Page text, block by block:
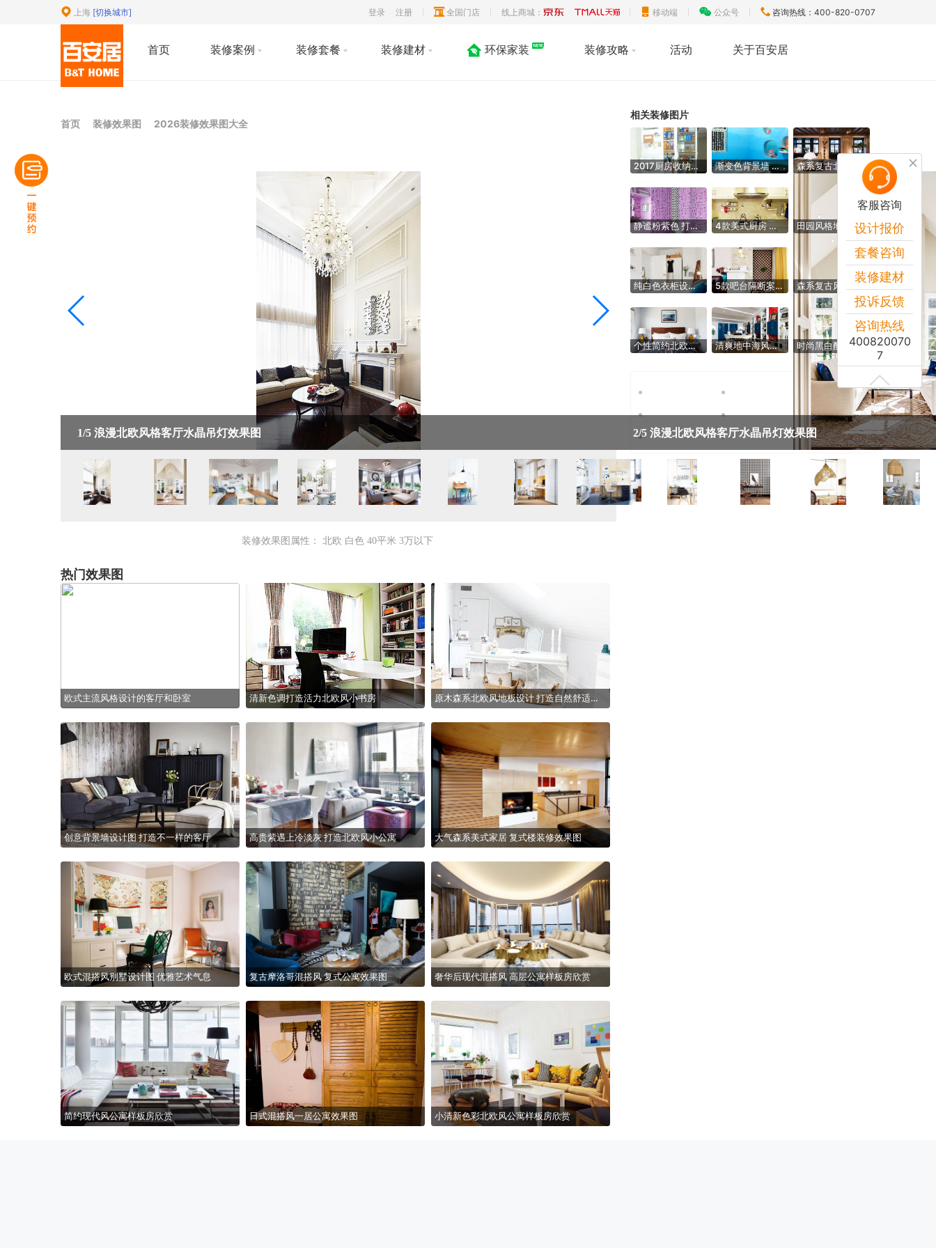
上海 [切换城市] 登录 注册 全国门店 线上商城： 移动端 公众号 咨询热线：400-820-0707
首页 装修案例 装修套餐 装修建材 环保家装 装修攻略 活动 关于百安居
客服咨询
设计报价
套餐咨询
装修建材
投诉反馈
咨询热线
400820070
7
首页 装修效果图 2026装修效果图大全
1/5 浪漫北欧风格客厅水晶吊灯效果图 2/5 浪漫北欧风格客厅水晶吊灯效果图
装修效果图属性： 北欧 白色 40平米 3万以下
热门效果图
欧式主流风格设计的客厅和卧室 清新色调打造活力北欧风小书房 原木森系北欧风地板设计 打造自然舒适工作区
创意背景墙设计图 打造不一样的客厅 高贵紫遇上冷淡灰 打造北欧风小公寓 大气森系美式家居 复式楼装修效果图
欧式混搭风别墅设计图 优雅艺术气息 复古摩洛哥混搭风 复式公寓效果图 奢华后现代混搭风 高层公寓样板房欣赏
简约现代风公寓样板房欣赏 日式混搭风一居公寓效果图 小清新色彩北欧风公寓样板房欣赏
相关装修图片
2017厨房收纳柜布置 打造超强储物空间 渐变色背景墙 打造梦幻唯美家居
静谧粉紫色 打造浪漫卫生间效果图 4款美式厨房 吸顶式油烟机设计图 田园风格地毯设计 打造温馨家居
纯白色衣柜设计 打造干净整洁卧室 5款吧台隔断案例 实用美观的设计 森系复古风来袭 4款原木别墅吊顶设计
个性简约北欧风卧室背景墙设计 清爽地中海风情书房设计图 时尚黑白配 简洁北欧风卫生间效果图